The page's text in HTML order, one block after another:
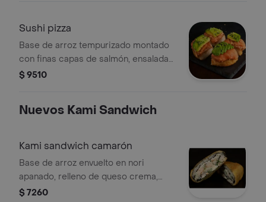
Sushi pizza
Base de arroz tempurizado montado
con finas capas de salmón, ensalada
dinamita, palta y toques de sésamo.,
$ 9510
Nuevos Kami Sandwich
Kami sandwich camarón
Base de arroz envuelto en nori
apanado, relleno de queso crema,
cebollín y camarón.
$ 7260